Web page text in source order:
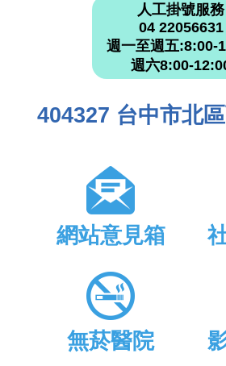
人工掛號服務
04 22056631
週一至週五:8:00-
週六8:00-
404327 台中市北
網站意見箱
無菸醫院